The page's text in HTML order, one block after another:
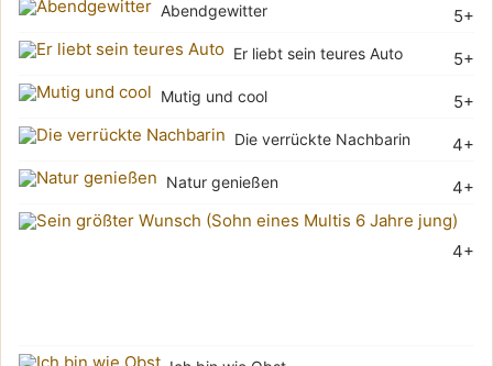
5+
Abendgewitter
5+
Er liebt sein teures Auto
5+
Mutig und cool
4+
Die verrückte Nachbarin
4+
Natur genießen
4+